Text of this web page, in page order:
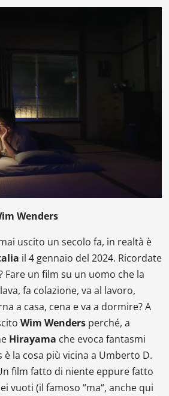
Wenders
uscito un secolo fa, in realtà è
il 4 gennaio del 2024. Ricordate
Fare un film su un uomo che la
fa colazione, va al lavoro,
a casa, cena e va a dormire? A
Wim Wenders perché, a
Hirayama che evoca fantasmi
è la cosa più vicina a Umberto D.
film fatto di niente eppure fatto
vuoti (il famoso “ma“, anche qui